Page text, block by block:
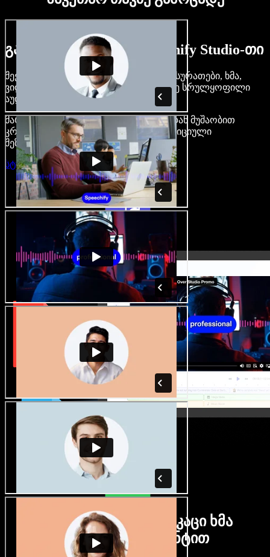
გაიგე, რას შეძლებ Speechify Studio-თი
შექმენი გახმოვანება, დაამატე უფასო სურათები, ხმა,
ვიდეო, დააკლონირე შენი ხმა — ააწყე სრულყოფილი
აუდიო-ვიდეო პროექტები.
მარტივი ინტერფეისით და ბრაუზერიდან მუშაობით
კრეატორები თავისუფლდებიან ტრადიციული
შეზღუდვებისგან.
სტუდიის გახსნა
ბევრი ქალი და მამაკაცი ხმა
ნებისმიერი აქცენტით